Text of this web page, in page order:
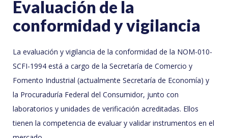
Evaluación de la
conformidad y vigilancia
La evaluación y vigilancia de la conformidad de la NOM-010-
SCFI-1994 está a cargo de la Secretaría de Comercio y
Fomento Industrial (actualmente Secretaría de Economía) y
la Procuraduría Federal del Consumidor, junto con
laboratorios y unidades de verificación acreditadas. Ellos
tienen la competencia de evaluar y validar instrumentos en el